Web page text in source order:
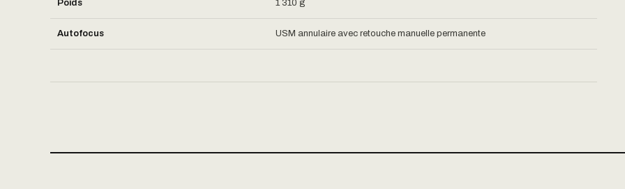
Poids 1 310 g
Autofocus USM annulaire avec retouche manuelle permanente